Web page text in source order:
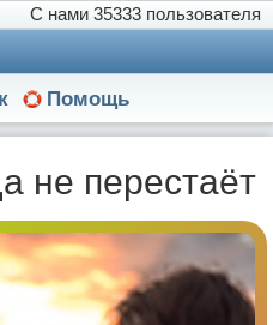
С нами 35333 пользователя
Помощь
не перестаёт